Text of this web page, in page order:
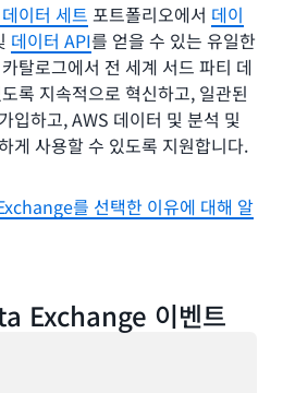
이터 세트 포트폴리오에서 데이
데이터 API를 얻을 수 있는 유일한
탈로그에서 전 세계 서드 파티 데
록 지속적으로 혁신하고, 일관된
입하고, AWS 데이터 및 분석 및
게 사용할 수 있도록 지원합니다.
를 선택한 이유에 대해 알
Exchange 이벤트